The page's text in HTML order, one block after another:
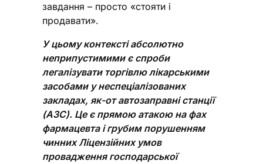
завдання – просто «стояти і
продавати».
У цьому контексті абсолютно
неприпустимими є спроби
легалізувати торгівлю лікарськими
засобами у неспеціалізованих
закладах, як-от автозаправні станції
(АЗС). Це є прямою атакою на фах
фармацевта і грубим порушенням
чинних Ліцензійних умов
провадження господарської